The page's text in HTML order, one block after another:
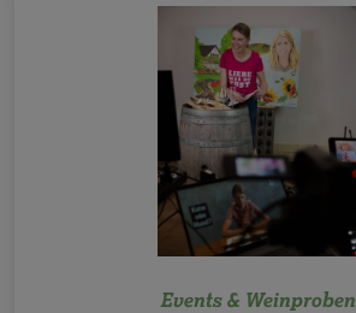
Events & Weinproben